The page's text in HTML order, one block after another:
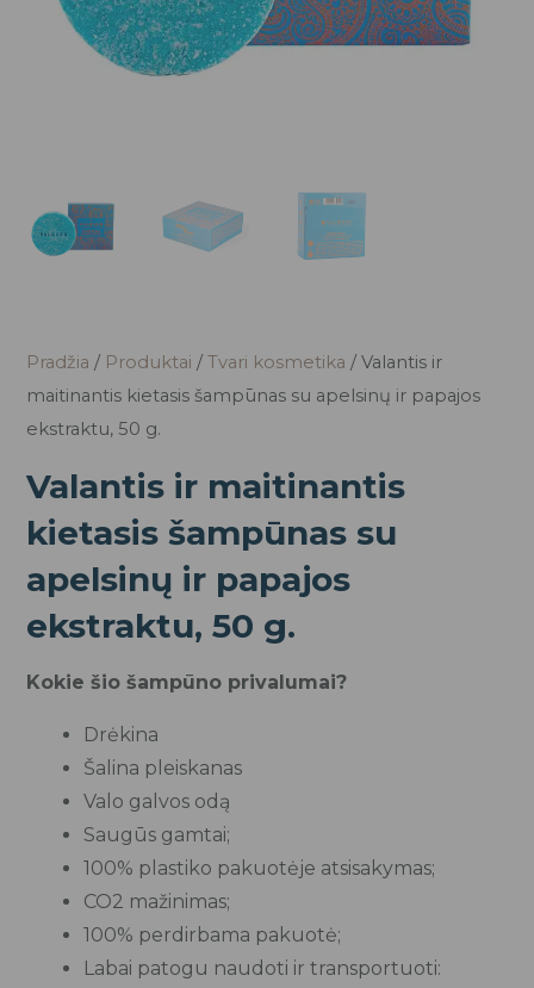
Pradžia / Produktai /Tvari kosmetika / Valantis ir
maitinantis kietasis šampūnas su apelsinų ir papajos
ekstraktu, 50 g.
Valantis ir maitinantis
kietasis šampūnas su
apelsinų ir papajos
ekstraktu, 50 g.
Kokie šio šampūno privalumai?
Drėkina
Šalina pleiskanas
Valo galvos odą
Saugūs gamtai;
100% plastiko pakuotėje atsisakymas;
CO2 mažinimas;
100% perdirbama pakuotė;
Labai patogu naudoti ir transportuoti: